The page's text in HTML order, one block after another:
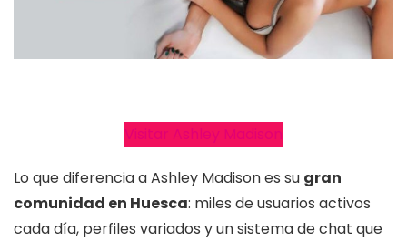
Lo que diferencia a Ashley Madison es su gran
comunidad en Huesca: miles de usuarios activos
cada día, perfiles variados y un sistema de chat que